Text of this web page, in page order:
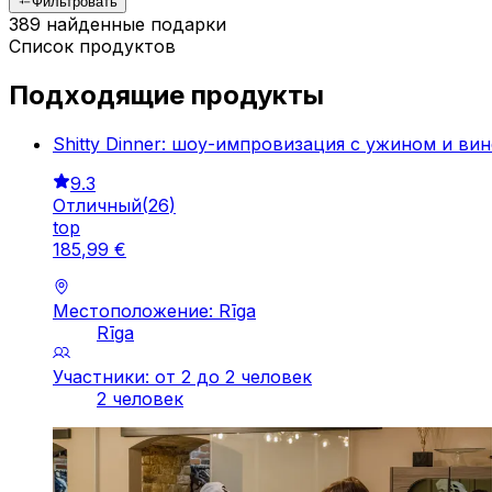
389 найденные подарки
Список продуктов
Подходящие продукты
Shitty Dinner: шоу-импровизация с ужином и
9.3
Отличный(26)
top
185,99 €
Местоположение: Rīga
Rīga
Участники: от 2 до 2 человек
2 человек